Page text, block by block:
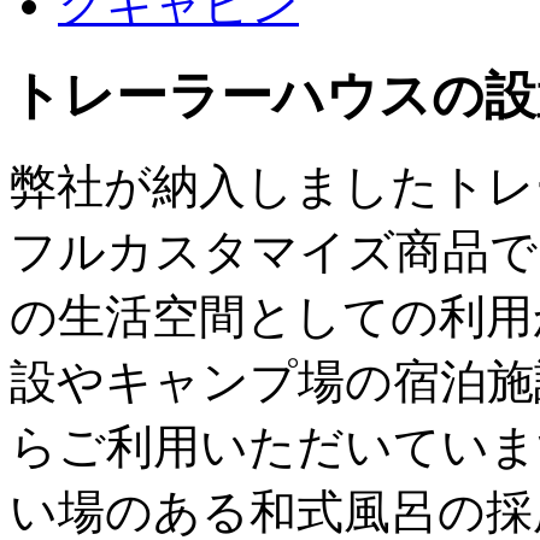
トレーラーハウスの
弊社が納入しましたト
フルカスタマイズ商品
の生活空間としての利
設やキャンプ場の宿泊
らご利用いただいてい
い場のある和式風呂の